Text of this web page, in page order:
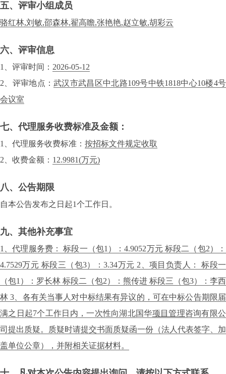
五、评审小组成员
骆红林,刘敏,邵森林,翟高瞻,张艳艳,赵立敏,胡彩云
六、评审信息
1、评审时间： 2026-05-12
2、评审地点：武汉市武昌区中北路109号中铁1818中心10楼4号
会议室
七、代理服务收费标准及金额：
1、代理服务收费标准： 按招标文件规定收取
2、收费金额： 12.9981(万元)
八、公告期限
自本公告发布之日起1个工作日。
九、其他补充事宜
1、代理服务费： 标段一（包1）：4.9052万元 标段二（包2）：
4.7529万元 标段三（包3）：3.34万元 2、项目负责人： 标段一
（包1）：罗长林 标段二（包2）：熊传进 标段三（包3）：李西
林 3、各有关当事人对中标结果有异议的，可在中标公告期限届
满之日起7个工作日内，一次性向湖北国华项目管理咨询有限公
司提出质疑。质疑时请提交书面质疑函一份（法人代表签字、加
盖单位公章），并附相关证据材料。